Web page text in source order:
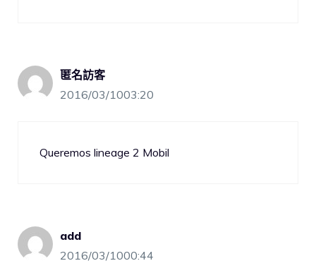
匿名訪客
2016/03/1003:20
Queremos lineage 2 Mobil
add
2016/03/1000:44